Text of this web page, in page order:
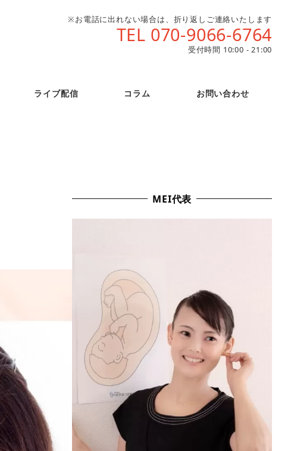
※お電話に出れない場合は、折り返しご連絡いたします
TEL 070-9066-6764
受付時間 10:00 - 21:00
ライブ配信 コラム お問い合わせ
MEI代表